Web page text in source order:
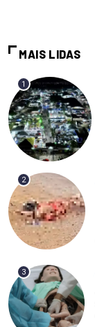
MAIS LIDAS
1
2
3